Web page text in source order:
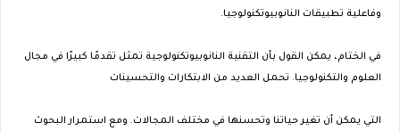
وفاعلية تطبيقات النانوبيوتكنولوجيا.
في الختام، يمكن القول بأن التقنية النانوبيوتكنولوجية تمثل تقدمًا كبيرًا في مجال
العلوم والتكنولوجيا. تحمل العديد من الابتكارات والتحسينات
التي يمكن أن تغير حياتنا وتحسنها في مختلف المجالات. ومع استمرار البحوث